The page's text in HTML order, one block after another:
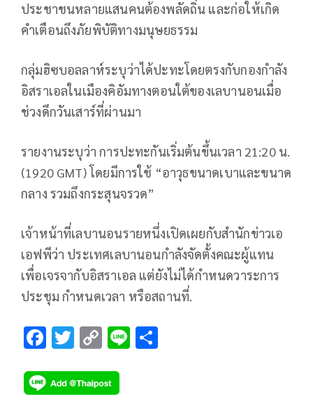
ประชาชนหลายแสนคนต้องพลัดถิ่น และก่อให้เกิด
คำเตือนถึงภัยพิบัติทางมนุษยธรรม
กลุ่มฮิซบอลลาห์ระบุว่าได้ปะทะโดยตรงกับกองกำลัง
อิสราเอลในเมืองคิอัมทางตอนใต้ของเลบานอนเมื่อ
ช่วงดึกวันเสาร์ที่ผ่านมา
รายงานระบุว่า การปะทะกันเริ่มต้นขึ้นเวลา 21:20 น.
(1920 GMT) โดยมีการใช้ “อาวุธขนาดเบาและขนาด
กลาง รวมถึงกระสุนจรวด”
เจ้าหน้าที่เลบานอนรายหนึ่งเปิดเผยกับสำนักข่าวเอ
เอฟพีว่า ประเทศเลบานอนกำลังจัดตั้งคณะผู้แทน
เพื่อเจรจากับอิสราเอล แต่ยังไม่ได้กำหนดวาระการ
ประชุม กำหนดเวลา หรือสถานที่.
F
e
b
T
tt
er
C
p
y
Li